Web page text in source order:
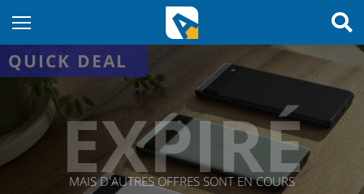
QUICK DEAL
EXPIRÉ
MAIS D'AUTRES OFFRES SONT EN COURS